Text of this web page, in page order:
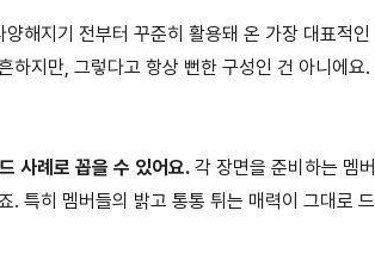
해지기 전부터 꾸준히 활용돼 온 가장 대표적인
하지만, 그렇다고 항상 뻔한 구성인 건 아니에요.
사례로 꼽을 수 있어요. 각 장면을 준비하는 멤버
. 특히 멤버들의 밝고 통통 튀는 매력이 그대로 드